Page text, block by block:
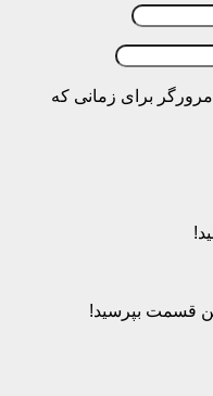
برای زمانی که
قسمت بپرسید!